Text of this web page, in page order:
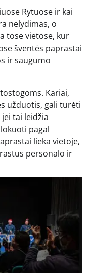
Rytuose ir kai
nelydimas, o
tose vietose, kur
šventės paprastai
ir saugumo
Kariai,
užduotis, gali turėti
tai leidžia
pagal
lieka vietoje,
personalo ir